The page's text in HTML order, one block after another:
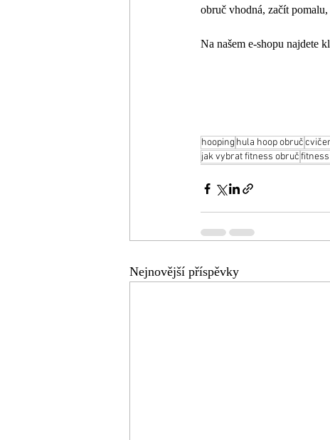
obruč vhodná, začít
Na našem e-shopu najdete
hooping hula hoop obruč
jak vybrat fitness obruč
Nejnovější příspěvky